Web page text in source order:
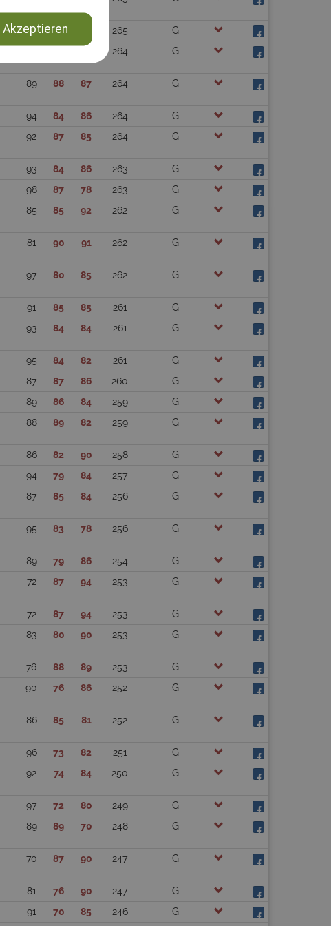
Akzeptieren
97 78 265
G
264 G
89 88 87 264 G
94 84 86 264
G
92 87 85 264 G
93 84 86 263
G
98 87 78 263
G
85 85 92 262 G
81 90 91 262 G
97 80 85 262 G
91 85 85 261
G
93 84 84 261 G
95 84 82 261
G
87 87 86 260
G
89 86 84 259
G
88 89 82 259 G
86 82 90 258
G
94 79 84 257
G
87 85 84 256 G
95 83 78 256 G
89 79 86 254
G
72 87 94 253 G
72 87 94 253
G
83 80 90 253 G
76 88 89 253
G
90 76 86 252 G
86 85 81 252 G
96 73 82 251
G
92 74 84 250 G
97 72 80 249
G
89 89 70 248 G
70 87 90 247 G
81 76 90 247
G
91 70 85 246 G